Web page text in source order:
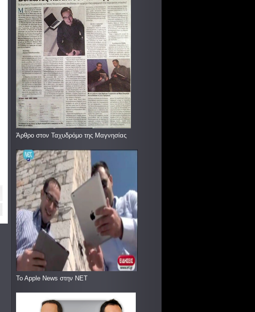
Άρθρο στον Ταχυδρόμο της Μαγνησίας
To Apple News στην ΝΕΤ